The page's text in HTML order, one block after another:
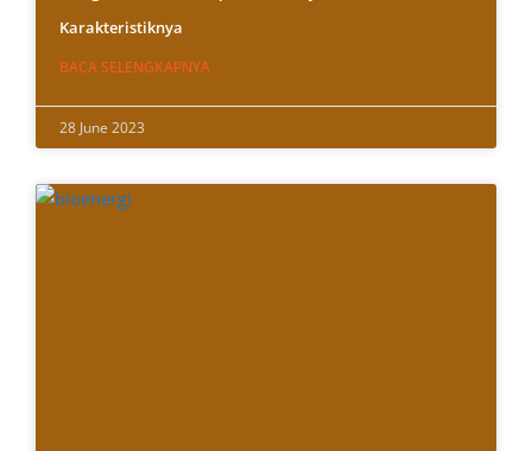
Karakteristiknya
BACA SELENGKAPNYA
28 June 2023